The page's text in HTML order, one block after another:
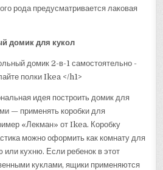
рода предусматривается лаковая
домик для кукол
идея построить домик для
— применять коробки для
«Лекман» от Ikea. Коробку
можно оформить как комнату для
или кухню. Если ребенок в этот
куклами, ящики применяются